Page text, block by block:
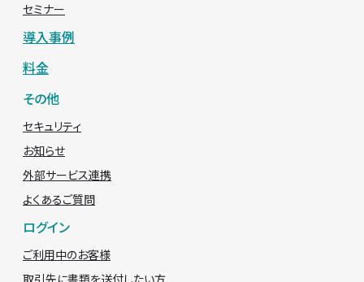
セミナー
導入事例
料金
その他
セキュリティ
お知らせ
外部サービス連携
よくあるご質問
ログイン
ご利用中のお客様